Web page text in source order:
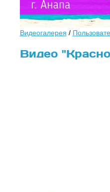
Видеогалерея /
Видео